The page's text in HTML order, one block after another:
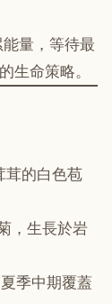
量，等待最
生命策略。
茸的白色苞
，生長於岩
季中期覆蓋